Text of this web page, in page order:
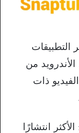
التطبيقات
من
ذات
انتشارًا